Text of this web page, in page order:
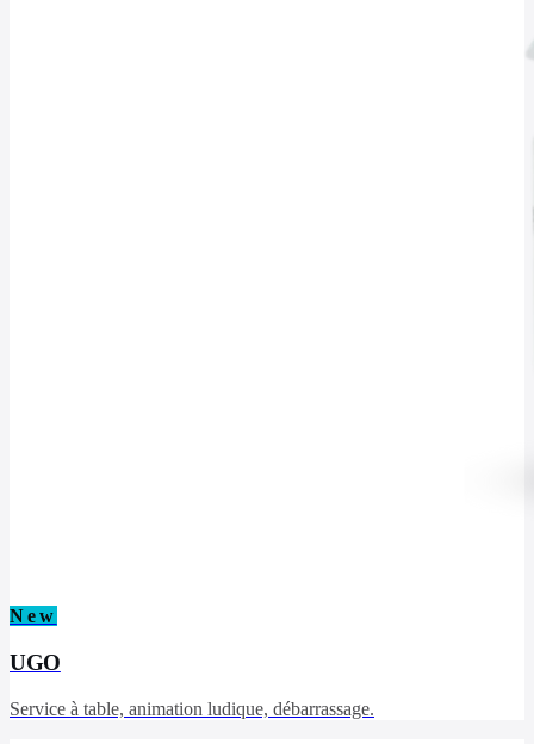
New
UGO
Service à table, animation ludique, débarrassage.